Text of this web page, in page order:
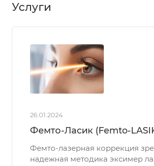
Услуги
26.01.2024
Фемто-Ласик (Femto-
Фемто-лазерная коррекция
надежная методика эксимер